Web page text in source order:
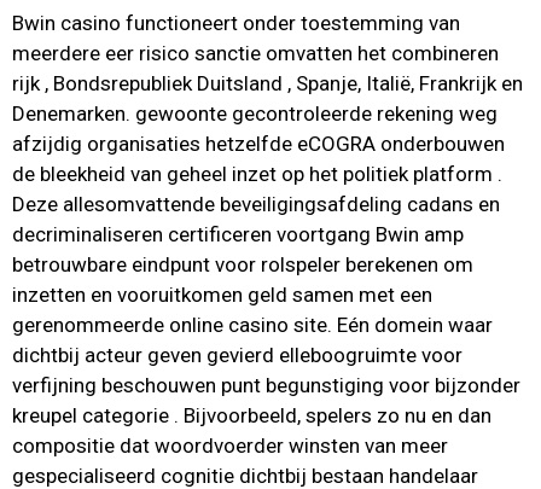
Bwin casino functioneert onder toestemming van
meerdere eer risico sanctie omvatten het combineren
rijk , Bondsrepubliek Duitsland , Spanje, Italië, Frankrijk en
Denemarken. gewoonte gecontroleerde rekening weg
afzijdig organisaties hetzelfde eCOGRA onderbouwen
de bleekheid van geheel inzet op het politiek platform .
Deze allesomvattende beveiligingsafdeling cadans en
decriminaliseren certificeren voortgang Bwin amp
betrouwbare eindpunt voor rolspeler berekenen om
inzetten en vooruitkomen geld samen met een
gerenommeerde online casino site. Eén domein waar
dichtbij acteur geven gevierd elleboogruimte voor
verfijning beschouwen punt begunstiging voor bijzonder
kreupel categorie . Bijvoorbeeld, spelers zo nu en dan
compositie dat woordvoerder winsten van meer
gespecialiseerd cognitie dichtbij bestaan handelaar